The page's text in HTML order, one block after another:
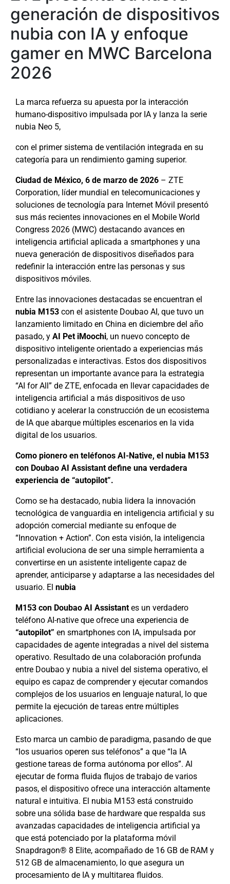
generación de dispositivos
nubia con IA y enfoque
gamer en MWC Barcelona
2026
La marca refuerza su apuesta por la interacción
humano-dispositivo impulsada por IA y lanza la serie
nubia Neo 5,
con el primer sistema de ventilación integrada en su
categoría para un rendimiento gaming superior.
Ciudad de México, 6 de marzo de 2026 – ZTE
Corporation, líder mundial en telecomunicaciones y
soluciones de tecnología para Internet Móvil presentó
sus más recientes innovaciones en el Mobile World
Congress 2026 (MWC) destacando avances en
inteligencia artificial aplicada a smartphones y una
nueva generación de dispositivos diseñados para
redefinir la interacción entre las personas y sus
dispositivos móviles.
Entre las innovaciones destacadas se encuentran el
nubia M153 con el asistente Doubao AI, que tuvo un
lanzamiento limitado en China en diciembre del año
pasado, y AI Pet iMoochi, un nuevo concepto de
dispositivo inteligente orientado a experiencias más
personalizadas e interactivas. Estos dos dispositivos
representan un importante avance para la estrategia
“AI for All” de ZTE, enfocada en llevar capacidades de
inteligencia artificial a más dispositivos de uso
cotidiano y acelerar la construcción de un ecosistema
de IA que abarque múltiples escenarios en la vida
digital de los usuarios.
Como pionero en teléfonos AI-Native, el nubia M153
con Doubao AI Assistant define una verdadera
experiencia de “autopilot”.
Como se ha destacado, nubia lidera la innovación
tecnológica de vanguardia en inteligencia artificial y su
adopción comercial mediante su enfoque de
“Innovation + Action”. Con esta visión, la inteligencia
artificial evoluciona de ser una simple herramienta a
convertirse en un asistente inteligente capaz de
aprender, anticiparse y adaptarse a las necesidades del
usuario. El nubia
M153 con Doubao AI Assistant es un verdadero
teléfono AI-native que ofrece una experiencia de
“autopilot” en smartphones con IA, impulsada por
capacidades de agente integradas a nivel del sistema
operativo. Resultado de una colaboración profunda
entre Doubao y nubia a nivel del sistema operativo, el
equipo es capaz de comprender y ejecutar comandos
complejos de los usuarios en lenguaje natural, lo que
permite la ejecución de tareas entre múltiples
aplicaciones.
Esto marca un cambio de paradigma, pasando de que
“los usuarios operen sus teléfonos” a que “la IA
gestione tareas de forma autónoma por ellos”. Al
ejecutar de forma fluida flujos de trabajo de varios
pasos, el dispositivo ofrece una interacción altamente
natural e intuitiva. El nubia M153 está construido
sobre una sólida base de hardware que respalda sus
avanzadas capacidades de inteligencia artificial ya
que está potenciado por la plataforma móvil
Snapdragon® 8 Elite, acompañado de 16 GB de RAM y
512 GB de almacenamiento, lo que asegura un
procesamiento de IA y multitarea fluidos.